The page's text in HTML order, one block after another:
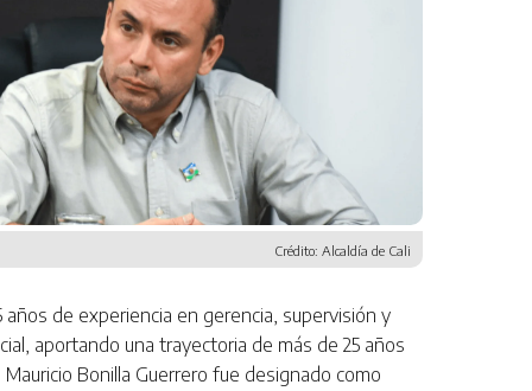
Crédito: Alcaldía de Cali
de experiencia en gerencia, supervisión y
aportando una trayectoria de más de 25 años
Bonilla Guerrero fue designado como